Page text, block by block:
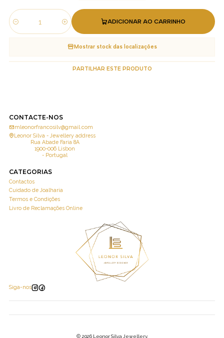
Quantidade
ADICIONAR AO CARRINHO
Mostrar stock das localizações
PARTILHAR ESTE PRODUTO
CONTACTE-NOS
mleonorfrancosilv@gmail.com
Leonor Silva - Jewellery address
Rua Abade Faria 8A
1900-006 Lisbon
- Portugal
CATEGORIAS
Contactos
Cuidado de Joalharia
Termos e Condições
Livro de Reclamações Online
Siga-nos
2026 Leonor Silva Jewellery.